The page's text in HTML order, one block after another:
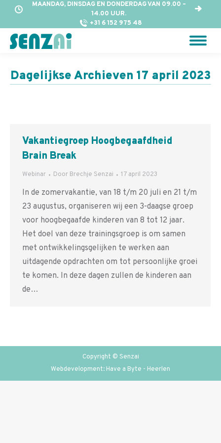
MAANDAG, DINSDAG EN DONDERDAG VAN 09.00 –
14.00 UUR.
+31 6 152 975 48
Dagelijkse Archieven 17 april 2023
Vakantiegroep Hoogbegaafdheid
Brain Break
Webinar Door Brechje Senzai 17 april 2023
In de zomervakantie, van 18 t/m 20 juli en 21 t/m
23 augustus, organiseren wij een 3-daagse groep
voor hoogbegaafde kinderen van 8 tot 12 jaar.
Het doel van deze trainingsgroep is om samen
met ontwikkelingsgelijken te werken aan
uitdagende opdrachten om tot persoonlijke groei
te komen. In deze dagen zullen de kinderen aan
de…
Copyright © Senzai
Webdevelopment: Have a Byte - Heerlen